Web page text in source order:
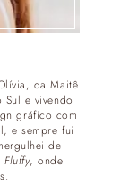
da Maitê
e vivendo
gráfico com
e sempre fui
de
Fluffy, onde